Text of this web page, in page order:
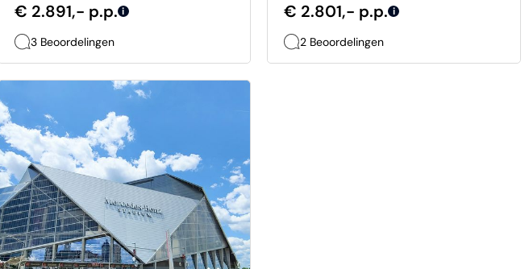
€ 2.891,- p.p. i
3 Beoordelingen
€ 2.801,- p.p. i
2 Beoordelingen